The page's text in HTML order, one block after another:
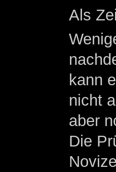
Als
kann
nicht
aber
Die